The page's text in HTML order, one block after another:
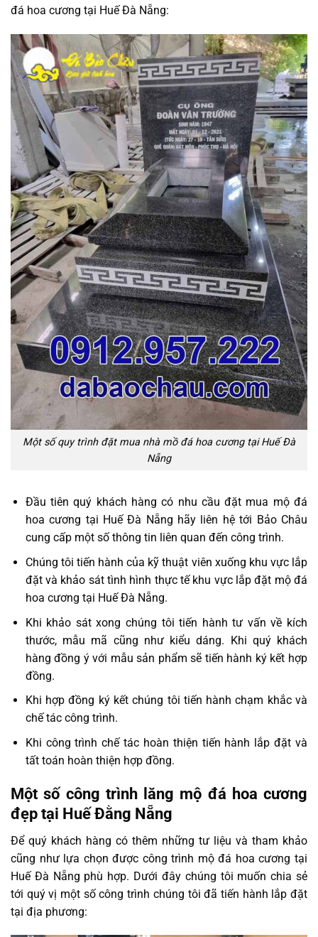
đá hoa cương tại Huế Đà Nẵng:
Một số quy trình đặt mua nhà mồ đá hoa cương tại Huế Đà
Nẵng
Đầu tiên quý khách hàng có nhu cầu đặt mua mộ đá
hoa cương tại Huế Đà Nẵng hãy liên hệ tới Bảo Châu
cung cấp một số thông tin liên quan đến công trình.
Chúng tôi tiến hành của kỹ thuật viên xuống khu vực lắp
đặt và khảo sát tình hình thực tế khu vực lắp đặt mộ đá
hoa cương tại Huế Đà Nẵng.
Khi khảo sát xong chúng tôi tiến hành tư vấn về kích
thước, mẫu mã cũng như kiểu dáng. Khi quý khách
hàng đồng ý với mẫu sản phẩm sẽ tiến hành ký kết hợp
đồng.
Khi hợp đồng ký kết chúng tôi tiến hành chạm khắc và
chế tác công trình.
Khi công trình chế tác hoàn thiện tiến hành lắp đặt và
tất toán hoàn thiện hợp đồng.
Một số công trình lăng mộ đá hoa cương
đẹp tại Huế Đằng Nẵng
Để quý khách hàng có thêm những tư liệu và tham khảo
cũng như lựa chọn được công trình mộ đá hoa cương tại
Huế Đà Nẵng phù hợp. Dưới đây chúng tôi muốn chia sẻ
tới quý vị một số công trình chúng tôi đã tiến hành lắp đặt
tại địa phương: